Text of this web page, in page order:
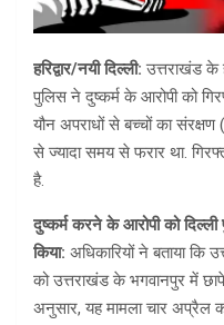
हरिद्वार/नयी दिल्ली: उत्तराखंड के
पुलिस ने दुष्कर्म के आरोपी को
यौन अपराधों से बच्चों का संरक्षण
से ज्यादा समय से फरार था.
है.
दुष्कर्म करने के आरोपी को दिल्ली
किया: अधिकारियों ने बताया कि
को उत्तराखंड के भगवानपुर में
अनुसार, यह मामला चार अप्रैल